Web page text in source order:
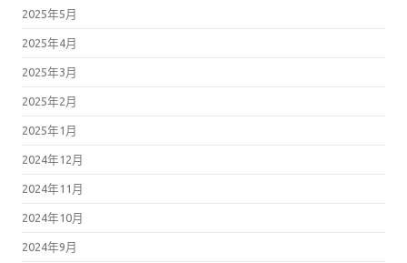
2025年5月
2025年4月
2025年3月
2025年2月
2025年1月
2024年12月
2024年11月
2024年10月
2024年9月